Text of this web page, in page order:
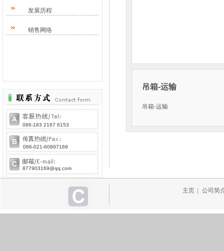
发展历程
销售网络
086-183 2167 6153
086-021-60897169
877903169@qq.com
吊箱-运输
吊箱-运输
主页 公司简